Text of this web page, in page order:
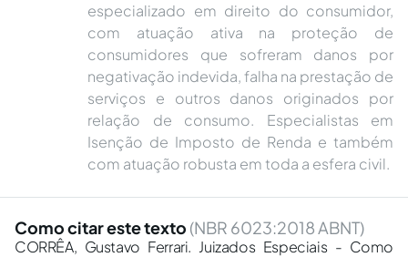
especializado em direito do consumidor,
com atuação ativa na proteção de
consumidores que sofreram danos por
negativação indevida, falha na prestação de
serviços e outros danos originados por
relação de consumo. Especialistas em
Isenção de Imposto de Renda e também
com atuação robusta em toda a esfera civil.
Como citar este texto (NBR 6023:2018 ABNT)
CORRÊA, Gustavo Ferrari. Juizados Especiais - Como